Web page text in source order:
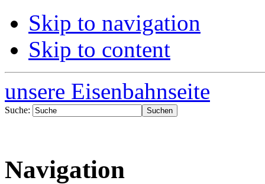
Skip to navigation
Skip to content
unsere Eisenbahnseite
Suche:
Navigation